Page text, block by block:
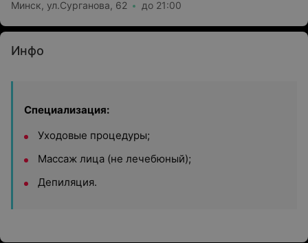
Минск, ул.Сурганова, 62 до 21:00
Инфо
Специализация:
Уходовые процедуры;
Массаж лица (не лечебюный);
Депиляция.